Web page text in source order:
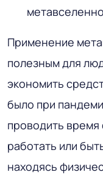
Применение
полезным для
экономить
было при
проводить время
работать или
находясь